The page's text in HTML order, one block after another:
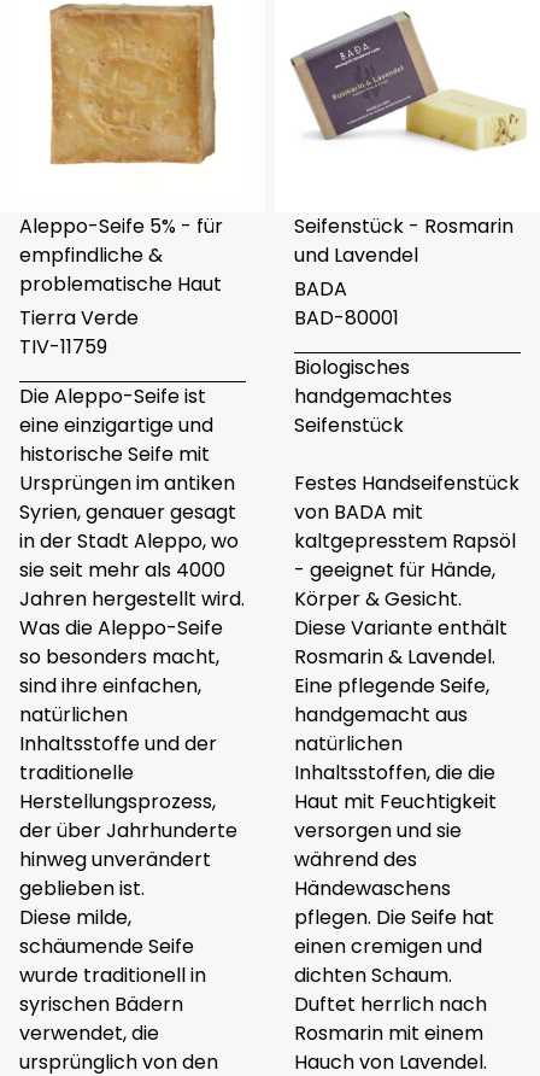
Aleppo-Seife 5% - für
empfindliche &
problematische Haut
Tierra Verde
TIV-11759
Die Aleppo-Seife ist
eine einzigartige und
historische Seife mit
Ursprüngen im antiken
Syrien, genauer gesagt
in der Stadt Aleppo, wo
sie seit mehr als 4000
Jahren hergestellt wird.
Was die Aleppo-Seife
so besonders macht,
sind ihre einfachen,
natürlichen
Inhaltsstoffe und der
traditionelle
Herstellungsprozess,
der über Jahrhunderte
hinweg unverändert
geblieben ist.
Diese milde,
schäumende Seife
wurde traditionell in
syrischen Bädern
verwendet, die
ursprünglich von den
Seifenstück - Rosmarin
und Lavendel
BADA
BAD-80001
Biologisches
handgemachtes
Seifenstück
Festes Handseifenstück
von BADA mit
kaltgepresstem Rapsöl
- geeignet für Hände,
Körper & Gesicht.
Diese Variante enthält
Rosmarin & Lavendel.
Eine pflegende Seife,
handgemacht aus
natürlichen
Inhaltsstoffen, die die
Haut mit Feuchtigkeit
versorgen und sie
während des
Händewaschens
pflegen. Die Seife hat
einen cremigen und
dichten Schaum.
Duftet herrlich nach
Rosmarin mit einem
Hauch von Lavendel.